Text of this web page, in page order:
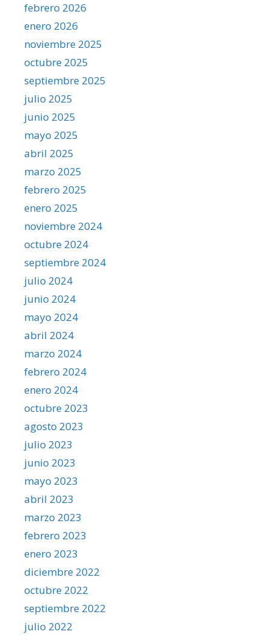
febrero 2026
enero 2026
noviembre 2025
octubre 2025
septiembre 2025
julio 2025
junio 2025
mayo 2025
abril 2025
marzo 2025
febrero 2025
enero 2025
noviembre 2024
octubre 2024
septiembre 2024
julio 2024
junio 2024
mayo 2024
abril 2024
marzo 2024
febrero 2024
enero 2024
octubre 2023
agosto 2023
julio 2023
junio 2023
mayo 2023
abril 2023
marzo 2023
febrero 2023
enero 2023
diciembre 2022
octubre 2022
septiembre 2022
julio 2022